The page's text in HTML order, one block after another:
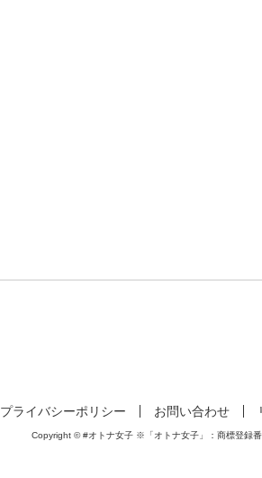
プライバシーポリシー お問い合わせ
Copyright © #オトナ女子 ※「オトナ女子」：商標登録